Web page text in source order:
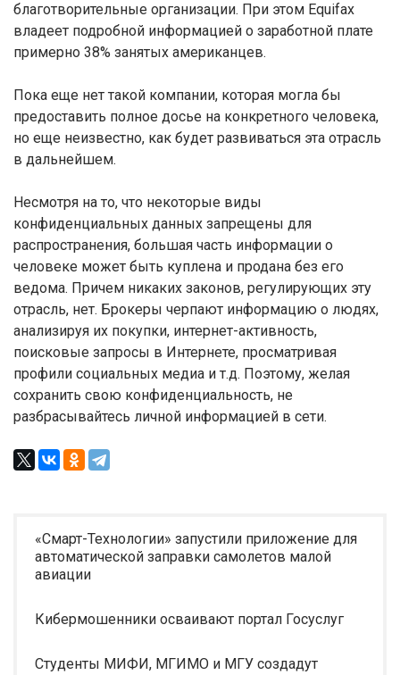
благотворительные организации. При этом Equifax
владеет подробной информацией о заработной плате
примерно 38% занятых американцев.
Пока еще нет такой компании, которая могла бы
предоставить полное досье на конкретного человека,
но еще неизвестно, как будет развиваться эта отрасль
в дальнейшем.
Несмотря на то, что некоторые виды
конфиденциальных данных запрещены для
распространения, большая часть информации о
человеке может быть куплена и продана без его
ведома. Причем никаких законов, регулирующих эту
отрасль, нет. Брокеры черпают информацию о людях,
анализируя их покупки, интернет-активность,
поисковые запросы в Интернете, просматривая
профили социальных медиа и т.д. Поэтому, желая
сохранить свою конфиденциальность, не
разбрасывайтесь личной информацией в сети.
«Смарт-Технологии» запустили приложение для
автоматической заправки самолетов малой
авиации
Кибермошенники осваивают портал Госуслуг
Студенты МИФИ, МГИМО и МГУ создадут